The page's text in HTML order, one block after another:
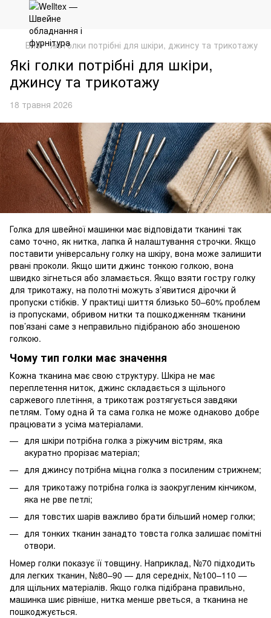
Блог Які голки потрібні для шкіри, джинсу та трикотажу
Які голки потрібні для шкіри,
джинсу та трикотажу
18 травня 2026
Голка для швейної машинки має відповідати тканині так
само точно, як нитка, лапка й налаштування строчки. Якщо
поставити універсальну голку на шкіру, вона може залишити
рвані проколи. Якщо шити джинс тонкою голкою, вона
швидко зігнеться або зламається. Якщо взяти гостру голку
для трикотажу, на полотні можуть з’явитися дірочки й
пропуски стібків. У практиці шиття близько 50–60% проблем
із пропусками, обривом нитки та пошкодженням тканини
пов’язані саме з неправильно підібраною або зношеною
голкою.
Чому тип голки має значення
Кожна тканина має свою структуру. Шкіра не має
переплетення ниток, джинс складається з щільного
саржевого плетіння, а трикотаж розтягується завдяки
петлям. Тому одна й та сама голка не може однаково добре
працювати з усіма матеріалами.
для шкіри потрібна голка з ріжучим вістрям, яка
акуратно прорізає матеріал;
для джинсу потрібна міцна голка з посиленим стрижнем;
для трикотажу потрібна голка із заокругленим кінчиком,
яка не рве петлі;
для товстих шарів важливо брати більший номер голки;
для тонких тканин занадто товста голка залишає помітні
отвори.
Номер голки показує її товщину. Наприклад, №70 підходить
для легких тканин, №80–90 — для середніх, №100–110 —
для щільних матеріалів. Якщо голка підібрана правильно,
машинка шиє рівніше, нитка менше рветься, а тканина не
пошкоджується.